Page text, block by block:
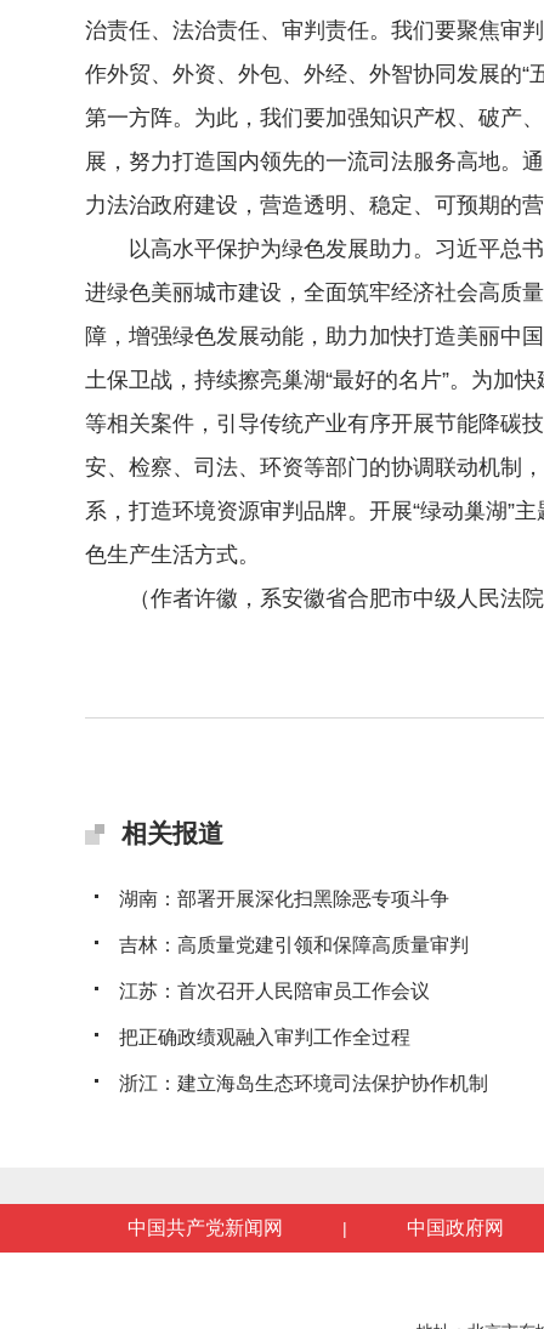
治责任、法治责任、审判责任。我们要聚焦审
作外贸、外资、外包、外经、外智协同发展的
第一方阵。为此，我们要加强知识产权、破产
展，努力打造国内领先的一流司法服务高地。
力法治政府建设，营造透明、稳定、可预期的
以高水平保护为绿色发展助力。习近平总书
进绿色美丽城市建设，全面筑牢经济社会高质
障，增强绿色发展动能，助力加快打造美丽中
土保卫战，持续擦亮巢湖“最好的名片”。为加
等相关案件，引导传统产业有序开展节能降碳
安、检察、司法、环资等部门的协调联动机制
系，打造环境资源审判品牌。开展“绿动巢湖”
色生产生活方式。
（作者许徽，系安徽省合肥市中级人民法
相关报道
湖南：部署开展深化扫黑除恶专项斗争
吉林：高质量党建引领和保障高质量审判
江苏：首次召开人民陪审员工作会议
把正确政绩观融入审判工作全过程
浙江：建立海岛生态环境司法保护协作机制
中国共产党新闻网 | 中国政府网